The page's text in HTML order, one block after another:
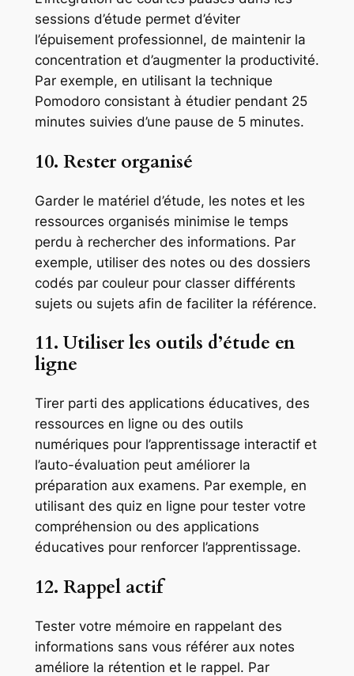
sessions d’étude permet d’éviter
l’épuisement professionnel, de maintenir la
concentration et d’augmenter la productivité.
Par exemple, en utilisant la technique
Pomodoro consistant à étudier pendant 25
minutes suivies d’une pause de 5 minutes.
10. Rester organisé
Garder le matériel d’étude, les notes et les
ressources organisés minimise le temps
perdu à rechercher des informations. Par
exemple, utiliser des notes ou des dossiers
codés par couleur pour classer différents
sujets ou sujets afin de faciliter la référence.
11. Utiliser les outils d’étude en
ligne
Tirer parti des applications éducatives, des
ressources en ligne ou des outils
numériques pour l’apprentissage interactif et
l’auto-évaluation peut améliorer la
préparation aux examens. Par exemple, en
utilisant des quiz en ligne pour tester votre
compréhension ou des applications
éducatives pour renforcer l’apprentissage.
12. Rappel actif
Tester votre mémoire en rappelant des
informations sans vous référer aux notes
améliore la rétention et le rappel. Par